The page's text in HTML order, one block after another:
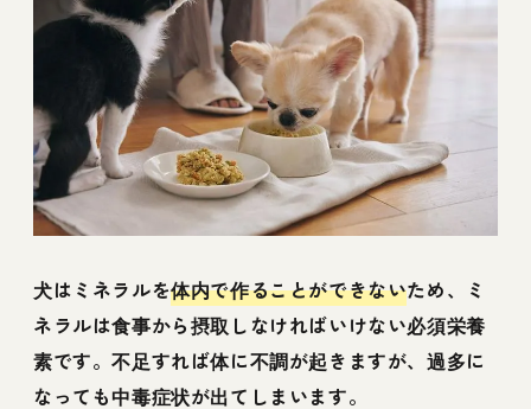
犬はミネラルを体内で作ることができないため、ミ
ネラルは食事から摂取しなければいけない必須栄養
素です。不足すれば体に不調が起きますが、過多に
なっても中毒症状が出てしまいます。